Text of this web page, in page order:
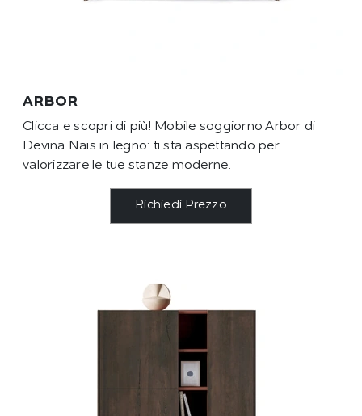
ARBOR
Clicca e scopri di più! Mobile soggiorno Arbor di
Devina Nais in legno: ti sta aspettando per
valorizzare le tue stanze moderne.
Richiedi Prezzo